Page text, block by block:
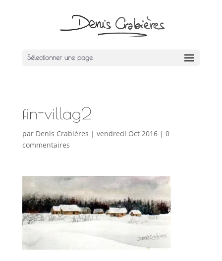
Sélectionner une page
fin-villag2
par Denis Crabières | vendredi Oct 2016| 0
commentaires